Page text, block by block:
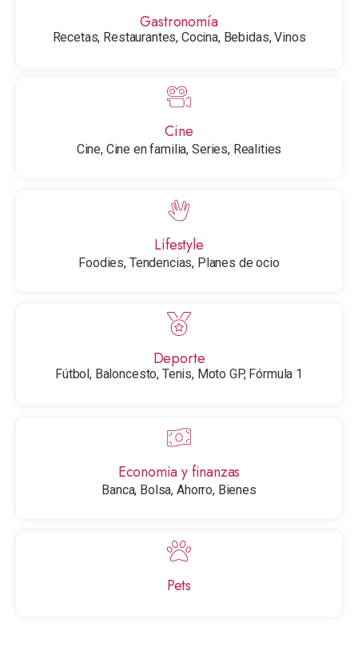
Gastronomía
Recetas, Restaurantes, Cocina, Bebidas, Vinos
Cine
Cine, Cine en familia, Series, Realities
Lifestyle
Foodies, Tendencias, Planes de ocio
Deporte
Fútbol, Baloncesto, Tenis, Moto GP, Fórmula 1
Economia y finanzas​
Banca, Bolsa, Ahorro, Bienes
Pets